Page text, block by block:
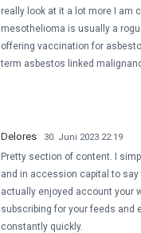
really look at it a lot more I am
mesothelioma is usually a
offering vaccination for
term asbestos linked
Delores 30. Juni 2023 22:19
Pretty section of content. I
and in accession capital to say
actually enjoyed account your
subscribing for your feeds and
constantly quickly.